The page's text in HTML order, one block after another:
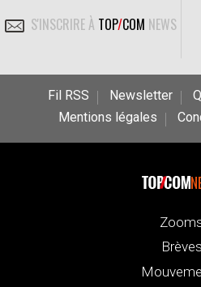
S'INSCRIRE À TOP/COM NEWS
Fil RSS Newsletter
Mentions légales
Brèves